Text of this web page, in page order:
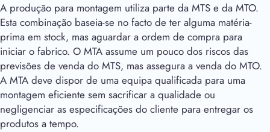
A produção para montagem utiliza parte da MTS e da MTO.
Esta combinação baseia-se no facto de ter alguma matéria-
prima em stock, mas aguardar a ordem de compra para
iniciar o fabrico. O MTA assume um pouco dos riscos das
previsões de venda do MTS, mas assegura a venda do MTO.
A MTA deve dispor de uma equipa qualificada para uma
montagem eficiente sem sacrificar a qualidade ou
negligenciar as especificações do cliente para entregar os
produtos a tempo.